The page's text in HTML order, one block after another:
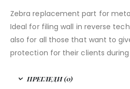
Zebra replacement part for
Ideal for filing wall in reverse
also for all those that want to
protection for their clients
ПРЕГЛЕДИ (0)